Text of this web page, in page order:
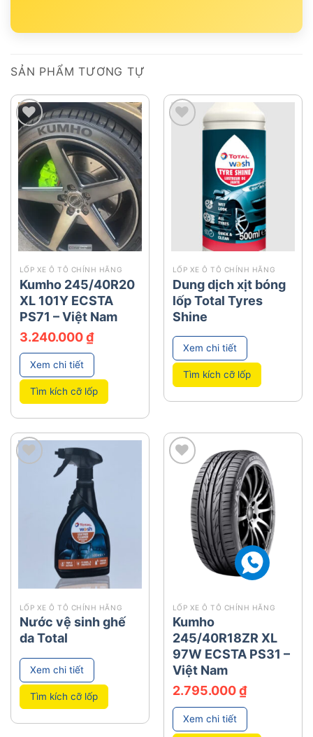
SẢN PHẨM TƯƠNG TỰ
add
LỐP XE Ô TÔ CHÍNH HÃNG
Kumho 245/40R20
XL 101Y ECSTA
PS71 – Việt Nam
3.240.000₫
Xem chi tiết
Tìm kích cỡ lốp
LỐP XE Ô TÔ CHÍNH HÃNG
Dung dịch xịt bóng
lốp Total Tyres
Shine
Xem chi tiết
Tìm kích cỡ lốp
LỐP XE Ô TÔ CHÍNH HÃNG
Nước vệ sinh ghế
da Total
Xem chi tiết
Tìm kích cỡ lốp
LỐP XE Ô TÔ CHÍNH HÃNG
Kumho
245/40R18ZR XL
97W ECSTA PS31 –
Việt Nam
2.795.000₫
Xem chi tiết